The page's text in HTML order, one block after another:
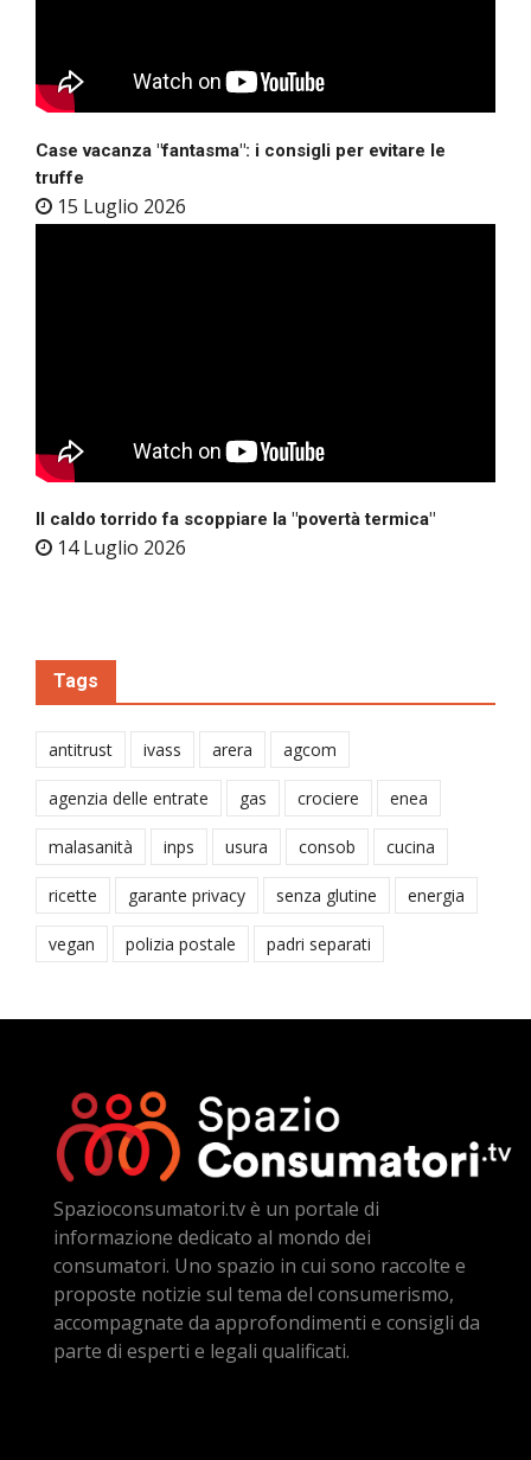
Case vacanza "fantasma": i consigli per evitare le
truffe
15 Luglio 2026
Il caldo torrido fa scoppiare la "povertà termica"
14 Luglio 2026
Tags
antitrust ivass arera agcom
agenzia delle entrate gas crociere enea
malasanità inps usura consob cucina
ricette garante privacy senza glutine energia
vegan polizia postale padri separati
Spazioconsumatori.tv è un portale di
informazione dedicato al mondo dei
consumatori. Uno spazio in cui sono raccolte e
proposte notizie sul tema del consumerismo,
accompagnate da approfondimenti e consigli da
parte di esperti e legali qualificati.